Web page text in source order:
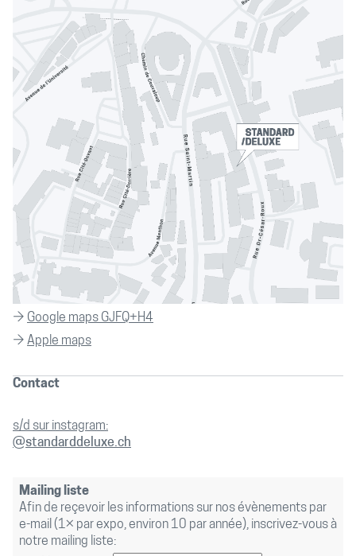
→ Google maps GJFQ+H4
→ Apple maps
Contact
s/d sur instagram:
@standarddeluxe.ch
Mailing liste
Afin de reçevoir les informations sur nos évènements par
e-mail (1× par expo, environ 10 par année), inscrivez-vous à
notre mailing liste: